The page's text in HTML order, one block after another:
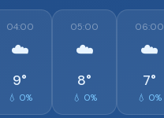
04:00
☁️
9°
💧 0%
05:00
☁️
8°
💧 0%
06:00
☁️
7°
💧 0%